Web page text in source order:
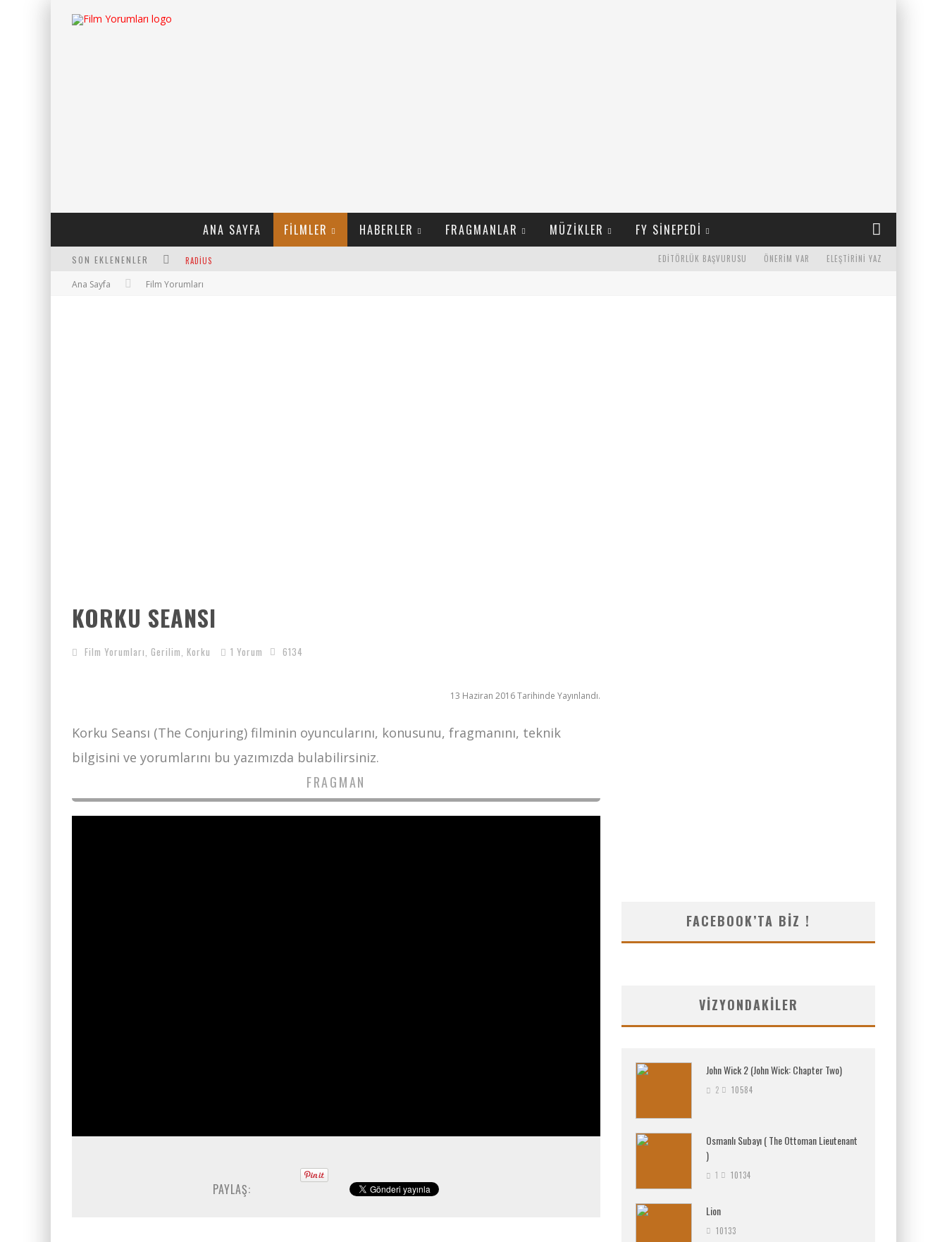
ANA SAYFA FILMLER HABERLER FRAGMANLAR MÜZIKLER FY SINEPEDI
SON EKLENENLER
FILMLABS.CO ILE İNGILIZCE ALTYAZILI FILM İZLE
EDITÖRLÜK BAŞVURUSU ÖNERIM VAR ELEŞTIRINI YAZ
Ana Sayfa Film Yorumları
KORKU SEANSI
Film Yorumları, Gerilim, Korku 1 Yorum 6134
13 Haziran 2016 Tarihinde Yayınlandı.
Korku Seansı (The Conjuring) filminin oyuncularını, konusunu, fragmanını, teknik
bilgisini ve yorumlarını bu yazımızda bulabilirsiniz.
FRAGMAN
PAYLAŞ:
FACEBOOK’TA BIZ !
VIZYONDAKILER
John Wick 2 (John Wick: Chapter Two)
2 10584
Osmanlı Subayı ( The Ottoman Lieutenant
)
1 10134
Lion
10133